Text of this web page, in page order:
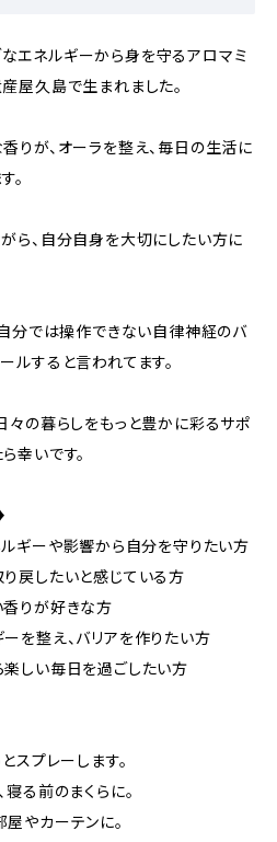
エネルギーから身を守るアロマミ
屋久島で生まれました。
りが、オーラを整え、毎日の生活に
。
ら、自分自身を大切にしたい方に
分では操作できない自律神経のバ
ルすると言われてます。
々の暮らしをもっと豊かに彩るサポ
幸いです。
ルギーや影響から自分を守りたい方
戻したいと感じている方
香りが好きな方
を整え、バリアを作りたい方
しい毎日を過ごしたい方
スプレーします。
寝る前のまくらに。
やカーテンに。